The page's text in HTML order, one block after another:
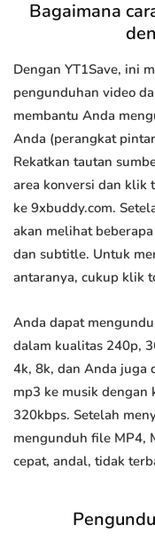
Bagaimana
Dengan YT1Save, ini
pengunduhan video
membantu Anda
Anda (perangkat
Rekatkan tautan
area konversi dan klik
ke 9xbuddy.com.
akan melihat
dan subtitle. Untuk
antaranya, cukup klik
Anda dapat
dalam kualitas 240p,
4k, 8k, dan Anda juga
mp3 ke musik
320kbps. Setelah
mengunduh file MP4,
cepat, andal, tidak